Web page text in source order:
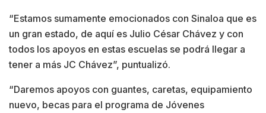
“Estamos sumamente emocionados con Sinaloa que es
un gran estado, de aquí es Julio César Chávez y con
todos los apoyos en estas escuelas se podrá llegar a
tener a más JC Chávez”, puntualizó.
“Daremos apoyos con guantes, caretas, equipamiento
nuevo, becas para el programa de Jóvenes